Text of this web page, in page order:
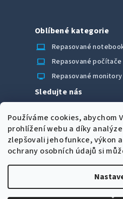
Používáme cookies, abychom
prohlížení webu a díky
zlepšovali jeho funkce, výkon
ochrany osobních údajů si
Oblíbené kategorie
laptop_chromebook
Repasované
computer Repasované počítače
monitor Repasované monitory
Sledujte nás
Možnosti úhrady